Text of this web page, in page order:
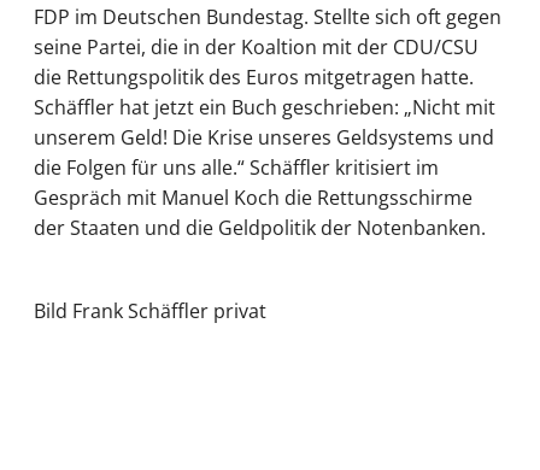
FDP im Deutschen Bundestag. Stellte sich oft gegen
seine Partei, die in der Koaltion mit der CDU/CSU
die Rettungspolitik des Euros mitgetragen hatte.
Schäffler hat jetzt ein Buch geschrieben: „Nicht mit
unserem Geld! Die Krise unseres Geldsystems und
die Folgen für uns alle.“ Schäffler kritisiert im
Gespräch mit Manuel Koch die Rettungsschirme
der Staaten und die Geldpolitik der Notenbanken.
Bild Frank Schäffler privat